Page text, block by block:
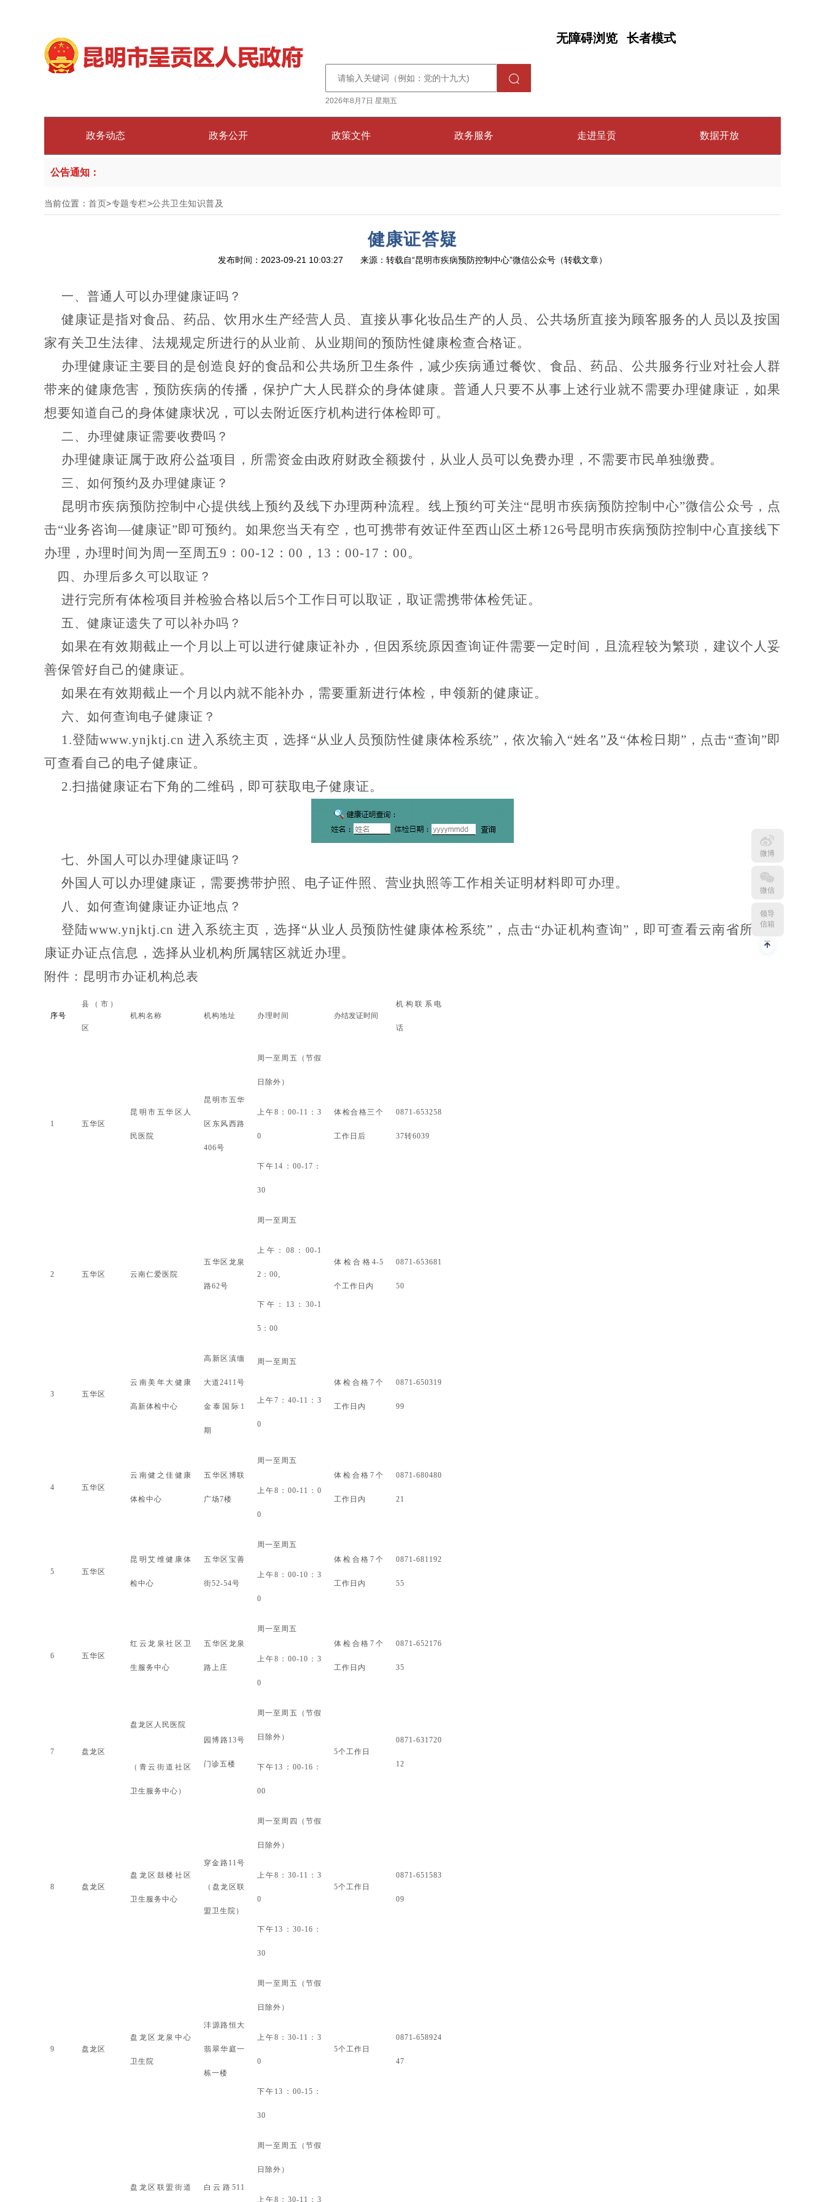
2026年8月7日 星期五
长者模式
无障碍浏览
政务动态 政务公开 政策文件 政务服务 走进呈贡 数据开放
公告通知：
微博
微信
领导
信箱
当前位置：首页>专题专栏>公共卫生知识普及
健康证答疑
发布时间：2023-09-21 10:03:27 来源：转载自“昆明市疾病预防控制中心”微信公众号（转载文章）
一、 普通人可以办理健康证吗？
健康证是指对食品、药品、饮用水生产经营人员、直接从事化妆品生产的人员、公共场所直接为顾客服务的人员以及按国
家有关卫生法律、法规规定所进行的从业前、从业期间的预防性健康检查合格证。
办理健康证主要目的是创造良好的食品和公共场所卫生条件，减少疾病通过餐饮、食品、药品、公共服务行业对社会人群
带来的健康危害，预防疾病的传播，保护广大人民群众的身体健康。普通人只要不从事上述行业就不需要办理健康证，如果
想要知道自己的身体健康状况，可以去附近医疗机构进行体检即可。
二、 办理健康证需要收费吗？
办理健康证属于政府公益项目，所需资金由政府财政全额拨付，从业人员可以免费办理，不需要市民单独缴费。
三、 如何预约及办理健康证？
昆明市疾病预防控制中心提供线上预约及线下办理两种流程。线上预约可关注“昆明市疾病预防控制中心”微信公众号，点
击“业务咨询—健康证”即可预约。如果您当天有空，也可携带有效证件至西山区土桥126号昆明市疾病预防控制中心直接线下
办理，办理时间为周一至周五9：00-12：00，13：00-17：00。
四、 办理后多久可以取证？
进行完所有体检项目并检验合格以后5个工作日可以取证，取证需携带体检凭证。
五、 健康证遗失了可以补办吗？
如果在有效期截止一个月以上可以进行健康证补办，但因系统原因查询证件需要一定时间，且流程较为繁琐，建议个人妥
善保管好自己的健康证。
如果在有效期截止一个月以内就不能补办，需要重新进行体检，申领新的健康证。
六、 如何查询电子健康证？
1.登陆www.ynjktj.cn 进入系统主页，选择“从业人员预防性健康体检系统”，依次输入“姓名”及“体检日期”，点击“查询”即
可查看自己的电子健康证。
2.扫描健康证右下角的二维码，即可获取电子健康证。
七、 外国人可以办理健康证吗？
外国人可以办理健康证，需要携带护照、电子证件照、营业执照等工作相关证明材料即可办理。
八、 如何查询健康证办证地点？
登陆www.ynjktj.cn 进入系统主页，选择“从业人员预防性健康体检系统”，点击“办证机构查询”，即可查看云南省所有健
康证办证点信息，选择从业机构所属辖区就近办理。
附件：昆明市办证机构总表
序号
县（市）
区
机构名称 机构地址 办理时间 办结发证时间
机构联系电
话
1 五华区
昆明市五华区人
民医院
昆明市五华
区东风西路
406号
周一至周五（节假
日除外）
体检合格三个
工作日后
0871-653258
37转6039
上午8：00-11：3
0
下午 14：00-17：
30
2 五华区 云南仁爱医院
五华区龙泉
路62号
周一至周五
体检合格 4-5
个工作日内
0871-653681
50
上午： 08：00-1
2：00,
下午： 13：30-1
5：00
3 五华区
云南美年大健康
高新体检中心
高新区滇缅
大道2411号
金泰国际1
期
周一至周五
体检合格7个
工作日内
0871-650319
99
上午7：40-11：3
0
4 五华区
云南健之佳健康
体检中心
五华区博联
广场7楼
周一至周五
体检合格7个
工作日内
0871-680480
21
上午8：00-11：0
0
5 五华区
昆明艾维健康体
检中心
五华区宝善
街52-54号
周一至周五
体检合格7个
工作日内
0871-681192
55
上午8：00-10：3
0
6 五华区
红云龙泉社区卫
生服务中心
五华区龙泉
路上庄
周一至周五
体检合格7个
工作日内
0871-652176
35
上午8：00-10：3
0
7 盘龙区
盘龙区人民医院
园博路13号
门诊五楼
周一至周五（节假
日除外）
5个工作日
0871-631720
12
（青云街道社区
卫生服务中心）
下午 13：00-16：
00
8 盘龙区
盘龙区鼓楼社区
卫生服务中心
穿金路11号
（盘龙区联
盟卫生院）
周一至周四（节假
日除外）
5个工作日
0871-651583
09
上午8：30-11：3
0
下午 13：30-16：
30
9 盘龙区
盘龙区龙泉中心
卫生院
沣源路恒大
翡翠华庭一
栋一楼
周一至周五（节假
日除外）
5个工作日
0871-658924
47
上午8：30-11：3
0
下午 13：00-15：
30
盘龙区联盟街道 白云路 511
周一至周五（节假
日除外）
上午8：30-11：3